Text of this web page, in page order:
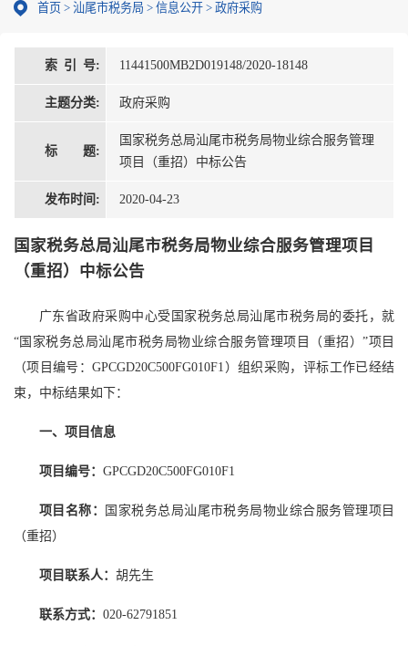
首页 > 汕尾市税务局 > 信息公开 > 政府采购
索 引 号: 11441500MB2D019148/2020-18148
主题分类: 政府采购
标 题:
国家税务总局汕尾市税务局物业综合服务管理
项目（重招）中标公告
发布时间: 2020-04-23
国家税务总局汕尾市税务局物业综合服务管理项目
（重招）中标公告
广东省政府采购中心受国家税务总局汕尾市税务局的委托，就
“国家税务总局汕尾市税务局物业综合服务管理项目（重招）”项目
（项目编号：GPCGD20C500FG010F1）组织采购，评标工作已经结
束，中标结果如下：
一、项目信息
项目编号： GPCGD20C500FG010F1
项目名称：
国家税务总局汕尾市税务局物业综合服务管理项目
（重招）
项目联系人： 胡先生
联系方式： 020-62791851